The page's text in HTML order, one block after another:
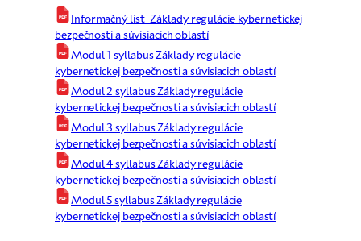
Informačný list_Základy regulácie kybernetickej
bezpečnosti a súvisiacich oblastí
Modul 1 syllabus Základy regulácie
kybernetickej bezpečnosti a súvisiacich oblastí
Modul 2 syllabus Základy regulácie
kybernetickej bezpečnosti a súvisiacich oblastí
Modul 3 syllabus Základy regulácie
kybernetickej bezpečnosti a súvisiacich oblastí
Modul 4 syllabus Základy regulácie
kybernetickej bezpečnosti a súvisiacich oblastí
Modul 5 syllabus Základy regulácie
kybernetickej bezpečnosti a súvisiacich oblastí